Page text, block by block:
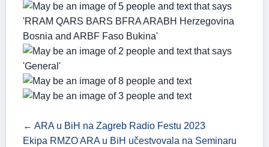
← ARA u BiH na Zagreb Radio Festu 2023
Ekipa RMZO ARA u BiH učestvovala na Seminaru